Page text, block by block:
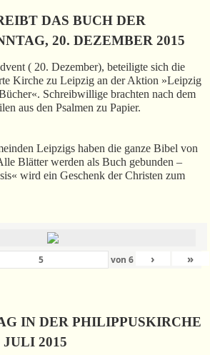
DAS BUCH DER
20. DEZEMBER 2015
( 20. Dezember), beteiligte sich die
Kirche zu Leipzig an der Aktion »Leipzig
Schreibwillige brachten nach dem
aus den Psalmen zu Papier.
Leipzigs haben die ganze Bibel von
Blätter werden als Buch gebunden –
wird ein Geschenk der Christen zum
von 6 › »
IN DER PHILIPPUSKIRCHE
JULI 2015